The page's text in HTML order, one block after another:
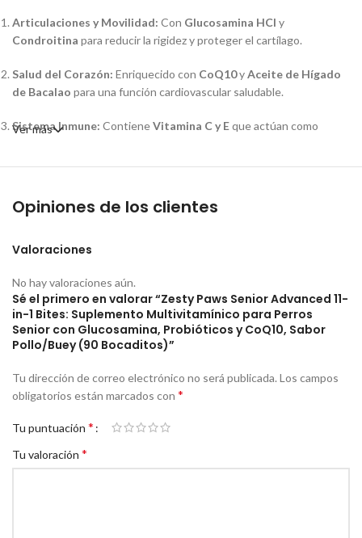
Articulaciones y Movilidad: Con Glucosamina HCl y
Condroitina para reducir la rigidez y proteger el cartílago.
Salud del Corazón: Enriquecido con CoQ10yAceite de Hígado
de Bacalao para una función cardiovascular saludable.
Sistema Inmune: ContieneVitamina C y Eque actúan como
confort estomacal.
Piel y Pelaje:Los ácidos grasos
Función Cognitiva:ElAceite de Hígado de Bacalaoy
antioxidantes apoyan la agudeza mental en perros mayores.
Salud de la Vista:ConLutemax® 2020
Hígado y Riñones:Ingredientes como el extracto de
y vitaminas del complejo B apoyan la desintoxicación
y el tracto urinario.
Energía y Rendimiento:Las vitaminasB1, B2, B6 y B12ayudan al
Ver más
Opiniones de los clientes
Valoraciones
No hay valoraciones aún.
Sé el primero en valorar “Zesty Paws Senior Advanced 11-
in-1 Bites: Suplemento Multivitamínico para Perros
Senior con Glucosamina, Probióticos y CoQ10, Sabor
Pollo/Buey (90 Bocaditos)”
Tu dirección de correo electrónico no será publicada. Los campos
obligatorios están marcados con *
Tu puntuación *
Tu valoración *